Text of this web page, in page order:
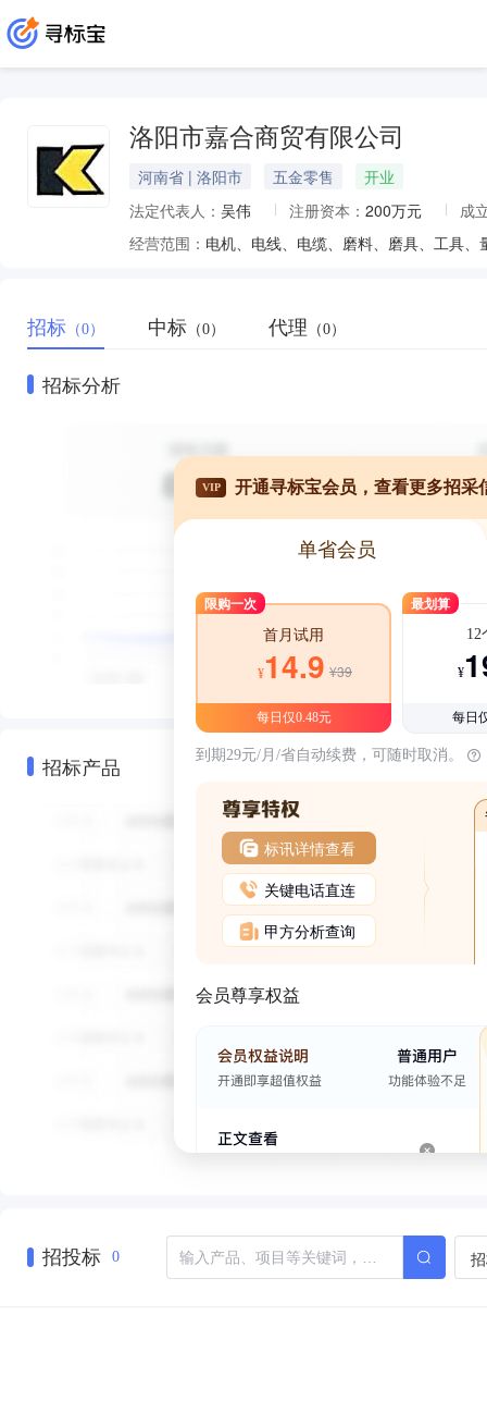
洛阳市嘉合商贸有限公司
河南省 | 洛阳市 五金零售
开业
法定代表人： 吴伟 注册资本： 200万元
成
经营范围： 电机、电线、电缆、磨料、磨具、工具
招标 （0） 中标 （0） 代理 （0）
招标分析
招标产品
VIP 开通寻标宝会员，查看更多招采
单省会员
限购一次
首月试用
¥14.9 ¥39
每日仅0.48元
最划算
12
¥
每日
到期29元/月/省自动续费，可随时取消。
标讯详情查看
关键电话直连
甲方分析查询
会员尊享权益
招投标 0